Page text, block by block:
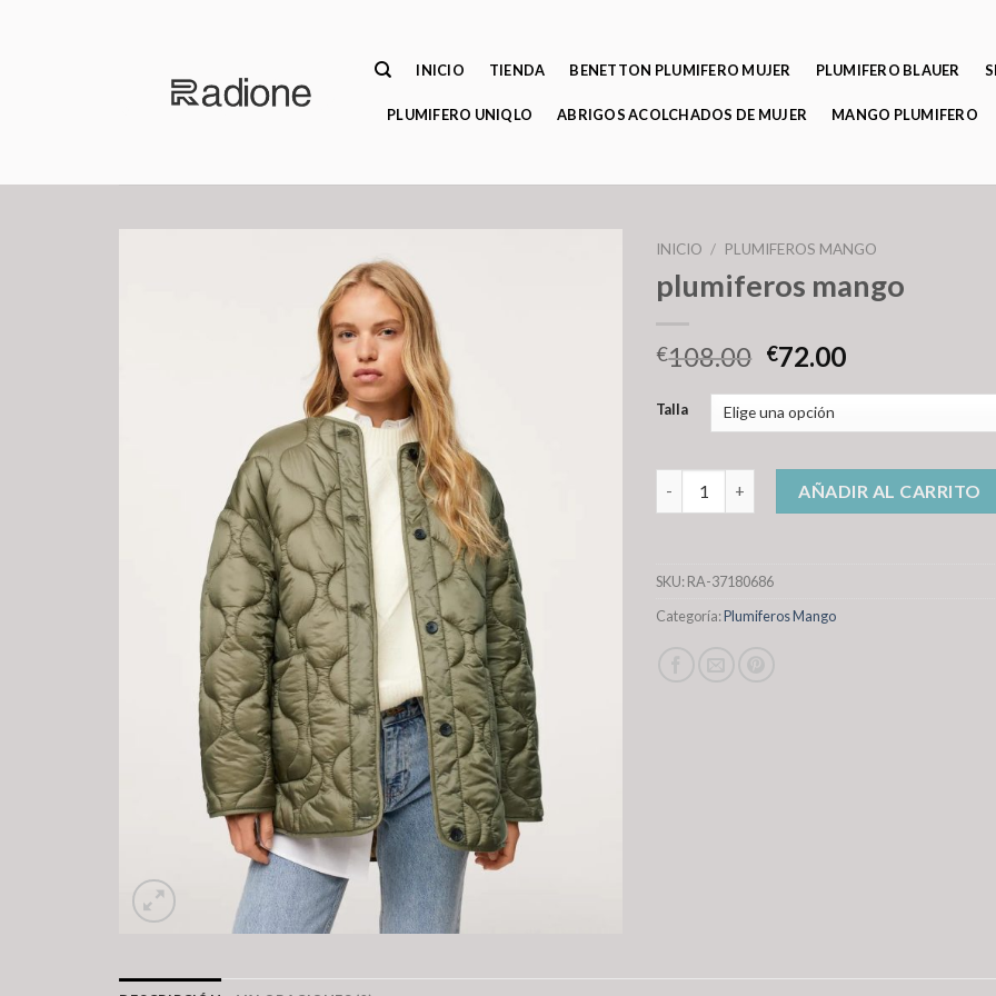
INICIO TIENDA BENETTON PLUMIFERO MUJER PLUMIFERO BLAUER
PLUMIFERO UNIQLO ABRIGOS ACOLCHADOS DE MUJER MANGO PLUMIFERO
INICIO / PLUMIFEROS MANGO
plumiferos mango
€108.00 €72.00
Talla
plumiferos mango cantidadAÑADIR AL CARRITO
SKU:RA-37180686
Categoría:Plumiferos Mango